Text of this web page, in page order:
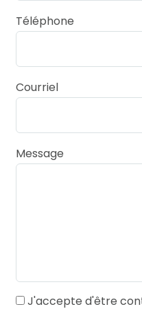
Téléphone
Courriel
Message
J'accepte d'être